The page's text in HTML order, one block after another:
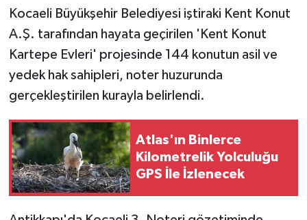
Kocaeli Büyükşehir Belediyesi iştiraki Kent Konut
A.Ş. tarafından hayata geçirilen 'Kent Konut
Kartepe Evleri' projesinde 144 konutun asil ve
yedek hak sahipleri, noter huzurunda
gerçekleştirilen kurayla belirlendi.
Atlas'ın Binlerce
Kilometrelik Yolculuğu
GPS İle İzlenecek